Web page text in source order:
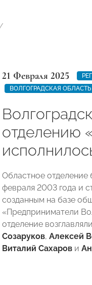
21 Февраля 2025
ВОЛГОГРАДСКАЯ ОБЛАСТЬ
Областное отделение
февраля 2003 года и
созданным на базе
«Предприниматели
отделение
Созаруков, Алексей
Виталий Сахаров и